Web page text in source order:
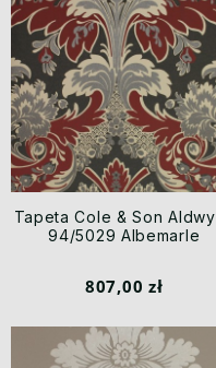
Tapeta Cole & Son
94/5029 Albemarle
807,00 zł